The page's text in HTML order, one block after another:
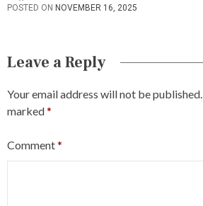
POSTED ON NOVEMBER 16, 2025
Leave a Reply
Your email address will not be published.
marked*
Comment*